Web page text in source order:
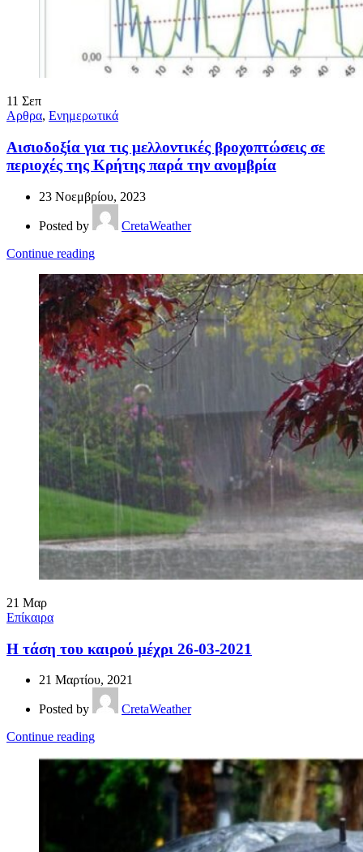
11 Σεπ
Αρθρα, Ενημερωτικά
Αισιοδοξία για τις μελλοντικές βροχοπτώσεις σε
περιοχές της Κρήτης παρά την ανομβρία
23 Νοεμβρίου, 2023
Posted by
CretaWeather
Continue reading
21 Μαρ
Επίκαιρα
Η τάση του καιρού μέχρι 26-03-2021
21 Μαρτίου, 2021
Posted by
CretaWeather
Continue reading